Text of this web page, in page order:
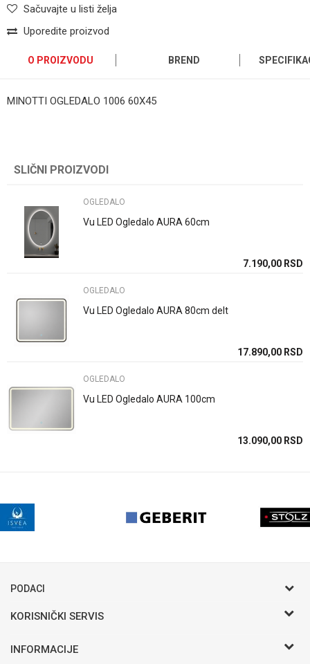
Sačuvajte u listi želja
Uporedite proizvod
O PROIZVODU BREND
MINOTTI OGLEDALO 1006 60X45
Email
Poruka
Dimenzija
Zemlja proizvodnje Kina
SLIČNI PROIZVODI
OGLEDALO
Vu LED Ogledalo AURA 60cm
7.190,00 RSD
OGLEDALO
Vu LED Ogledalo AURA 80cm delt
17.890,00 RSD
OGLEDALO
Vu LED Ogledalo AURA 100cm
13.090,00 RSD
PODACI
KORISNIČKI SERVIS
INFORMACIJE